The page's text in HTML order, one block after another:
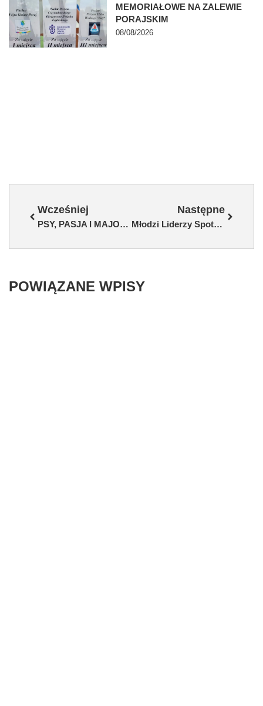
MEMORIAŁOWE NA ZALEWIE
PORAJSKIM
08/08/2026
Wcześniej
PSY, PASJA I MAJOWY KLIMAT NAD ZALEWEM
Następne
Młodzi Liderzy Spotkają Się W Olsztynie
POWIĄZANE WPISY